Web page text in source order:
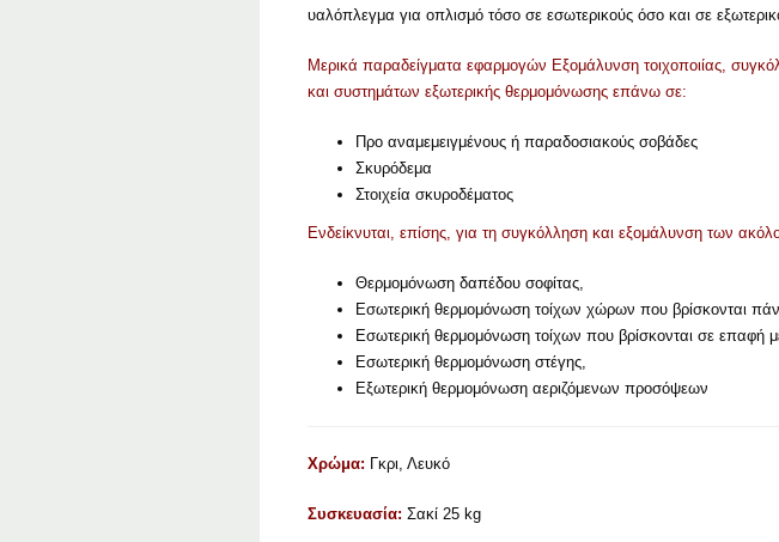
υαλόπλεγμα για οπλισμό τόσο σε εσωτερικούς όσο και σε
Μερικά παραδείγματα εφαρμογών Εξομάλυνση τοιχοποιίας,
και συστημάτων εξωτερικής θερμομόνωσης επάνω σε:
Προ αναμεμειγμένους ή παραδοσιακούς σοβάδες
Σκυρόδεμα
Στοιχεία σκυροδέματος
Ενδείκνυται, επίσης, για τη συγκόλληση και εξομάλυνση των
Θερμομόνωση δαπέδου σοφίτας,
Εσωτερική θερμομόνωση τοίχων χώρων που βρίσκονται
Εσωτερική θερμομόνωση τοίχων που βρίσκονται σε επαφή
Εσωτερική θερμομόνωση στέγης,
Εξωτερική θερμομόνωση αεριζόμενων προσόψεων
Χρώμα: Γκρι, Λευκό
Συσκευασία: Σακί 25 kg